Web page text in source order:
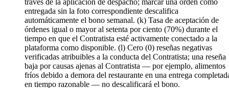
entregada sin la foto correspondiente descalifica
automáticamente el bono semanal. (k) Tasa de aceptación de
órdenes igual o mayor al setenta por ciento (70%) durante el
tiempo en que el Contratista esté activamente conectado a la
plataforma como disponible. (l) Cero (0) reseñas negativas
verificadas atribuibles a la conducta del Contratista; una reseña
baja por causas ajenas al Contratista — por ejemplo, alimentos
fríos debido a demora del restaurante en una entrega
en tiempo razonable — no descalificará el bono.